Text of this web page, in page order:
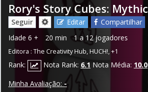
Rory's Story Cubes: Mythic
Seguir Editar
Compartilhar
Idade 6 + 20 min 1 a 12 jogadores
Editora : The Creativity Hub,HUCH!,+1
Rank: Nota Rank: 6.1 Nota Média: 10.0
Minha Avaliação: -